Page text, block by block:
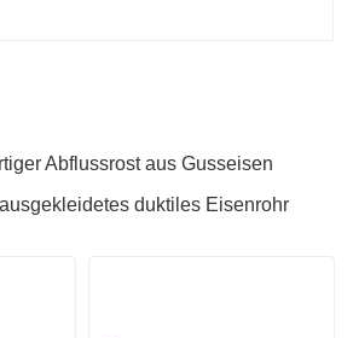
Abflussrost aus Gusseisen
duktiles Eisenrohr